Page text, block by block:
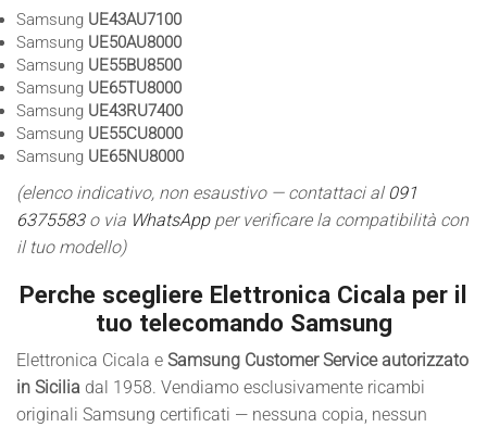
Samsung UE43AU7100
Samsung UE50AU8000
Samsung UE55BU8500
Samsung UE65TU8000
Samsung UE43RU7400
Samsung UE55CU8000
Samsung UE65NU8000
(elenco indicativo, non esaustivo — contattaci al091
6375583o via WhatsAppper verificare la compatibilità con
il tuo modello)
Perche scegliere Elettronica Cicala per il
tuo telecomando Samsung
Elettronica Cicala e Samsung Customer Service autorizzato
in Sicilia dal 1958. Vendiamo esclusivamente ricambi
originali Samsung certificati — nessuna copia, nessun